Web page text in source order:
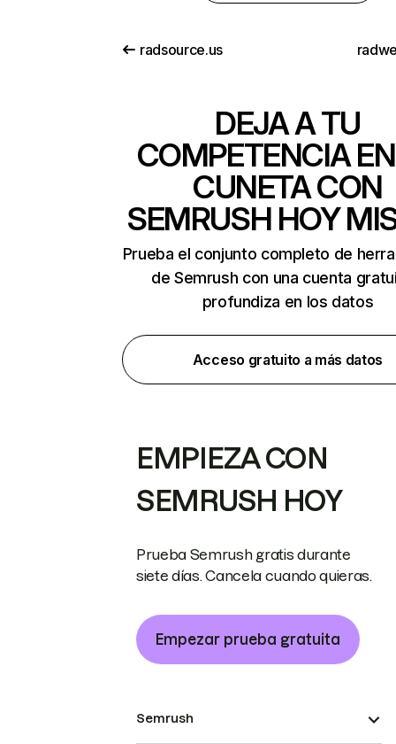
radsource.us
DEJA A TU
COMPETENCIA
CUNETA CON
SEMRUSH HOY
Prueba el conjunto completo de
de Semrush con una cuenta
profundiza en los datos
Acceso gratuito a más datos
EMPIEZA CON
SEMRUSH HOY
Prueba Semrush gratis durante
siete días. Cancela cuando quieras.
Empezar prueba gratuita
Semrush